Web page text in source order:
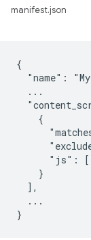
manifest.json
{
"name":
  ...
    {
"js":
    }
  ],
  ...